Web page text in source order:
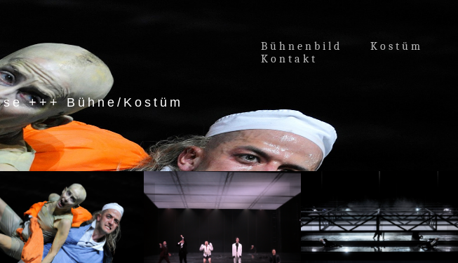
Bühnenbild
Kostüm
Kontakt
+++ Bühne/Kostüm